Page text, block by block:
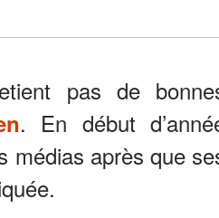
pas de
. En début
médias après que